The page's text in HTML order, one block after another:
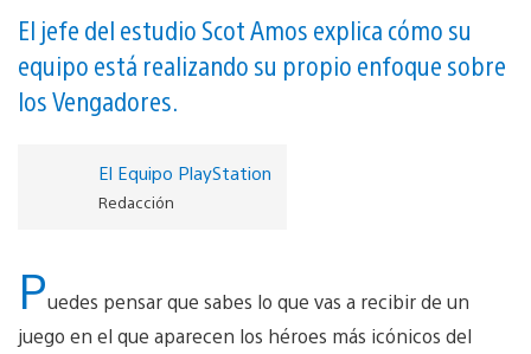
El jefe del estudio Scot Amos explica cómo su
equipo está realizando su propio enfoque sobre
los Vengadores.
El Equipo PlayStation
Redacción
Puedes pensar que sabes lo que vas a recibir de un
juego en el que aparecen los héroes más icónicos del